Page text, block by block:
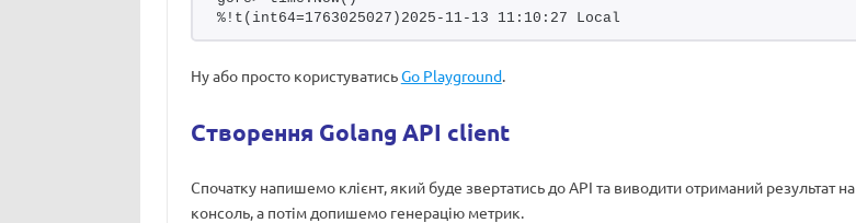
%!t(int64=1763025027)2025-11-13 11:10:27 Local
Ну або просто користуватисьGo Playground.
Створення Golang API client
Спочатку напишемо клієнт, який буде звертатись до API та виводити отриманий результат на
консоль, а потім допишемо генерацію метрик.